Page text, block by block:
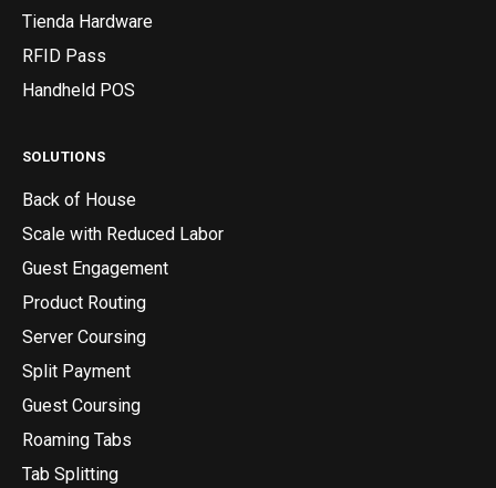
Tienda Hardware
RFID Pass
Handheld POS
SOLUTIONS
Back of House
Scale with Reduced Labor
Guest Engagement
Product Routing
Server Coursing
Split Payment
Guest Coursing
Roaming Tabs
Tab Splitting